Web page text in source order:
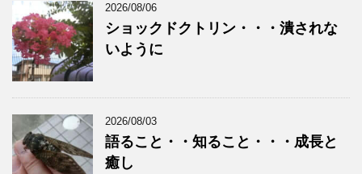
2026/08/06
ショックドクトリン・・・潰されな
いように
2026/08/03
語ること・・知ること・・・成長と
癒し